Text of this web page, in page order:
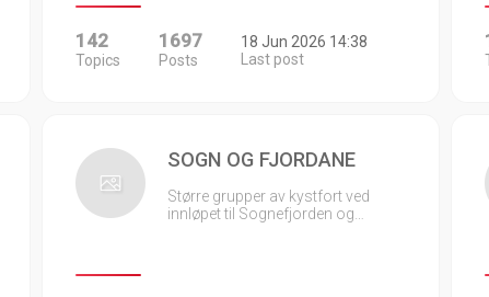
142
Topics
1697
Posts
18 Jun 2026 14:38
Last post
SOGN OG FJORDANE
Større grupper av kystfort ved
innløpet til Sognefjorden og…